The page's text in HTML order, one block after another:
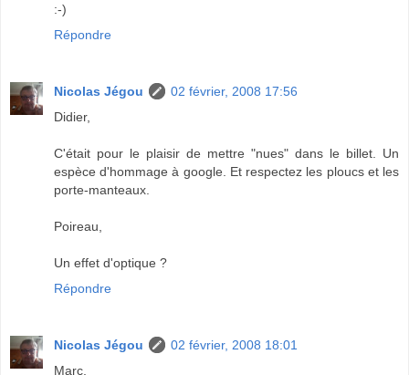
:-)
Répondre
Nicolas Jégou
02 février, 2008 17:56
Didier,
C'était pour le plaisir de mettre "nues" dans le billet. Un
espèce d'hommage à google. Et respectez les ploucs et les
porte-manteaux.
Poireau,
Un effet d'optique ?
Répondre
Nicolas Jégou
02 février, 2008 18:01
Marc,